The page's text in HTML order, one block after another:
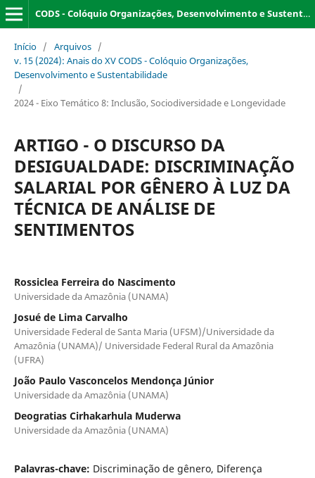
CODS - Colóquio Organizações, Desenvolvimento e Sustentabilidade
Início / Arquivos /
v. 15 (2024): Anais do XV CODS - Colóquio Organizações,
Desenvolvimento e Sustentabilidade
/
2024 - Eixo Temático 8: Inclusão, Sociodiversidade e Longevidade
ARTIGO - O DISCURSO DA
DESIGUALDADE: DISCRIMINAÇÃO
SALARIAL POR GÊNERO À LUZ DA
TÉCNICA DE ANÁLISE DE
SENTIMENTOS
Rossiclea Ferreira do Nascimento
Universidade da Amazônia (UNAMA)
Josué de Lima Carvalho
Universidade Federal de Santa Maria (UFSM)/Universidade da
Amazônia (UNAMA)/ Universidade Federal Rural da Amazônia
(UFRA)
João Paulo Vasconcelos Mendonça Júnior
Universidade da Amazônia (UNAMA)
Deogratias Cirhakarhula Muderwa
Universidade da Amazônia (UNAMA)
Palavras-chave: Discriminação de gênero, Diferença